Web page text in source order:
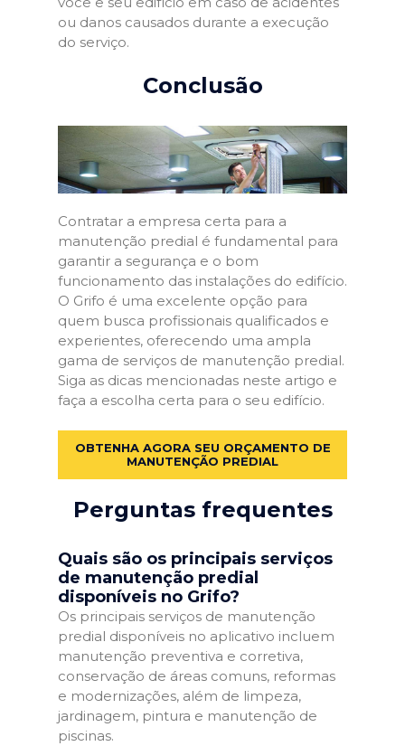
ou danos causados durante a execução
do serviço.
Conclusão
Contratar a empresa certa para a
manutenção predial é fundamental para
garantir a segurança e o bom
funcionamento das instalações do edifício.
O Grifo é uma excelente opção para
quem busca profissionais qualificados e
experientes, oferecendo uma ampla
gama de serviços de manutenção predial.
Siga as dicas mencionadas neste artigo e
faça a escolha certa para o seu edifício.
OBTENHA AGORA SEU ORÇAMENTO DE
MANUTENÇÃO PREDIAL
Perguntas frequentes
Quais são os principais serviços
de manutenção predial
disponíveis no Grifo?
Os principais serviços de manutenção
predial disponíveis no aplicativo incluem
manutenção preventiva e corretiva,
conservação de áreas comuns, reformas
e modernizações, além de limpeza,
jardinagem, pintura e manutenção de
piscinas.